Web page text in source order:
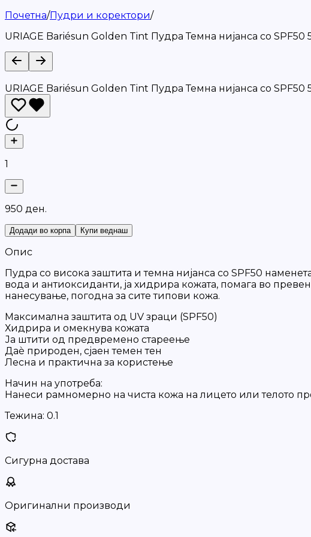
Почетна/Пудри и коректори/
URIAGE Bariésun Golden Tint Пудра Темна нијанса со SPF50
URIAGE Bariésun Golden Tint Пудра Темна нијанса со SPF50
1
950 ден.
Додади во корпа Купи веднаш
Опис
Пудра со висока заштита и темна нијанса со SPF50
вода и антиоксиданти, ја хидрира кожата, помага во
нанесување, погодна за сите типови кожа.
Максимална заштита од UV зраци (SPF50)
Хидрира и омекнува кожата
Ја штити од предвремено стареење
Даѐ природен, сјаен темен тен
Лесна и практична за користење
Начин на употреба:
Нанеси рамномерно на чиста кожа на лицето или телото
Тежина: 0.1
Сигурна достава
Оригинални производи